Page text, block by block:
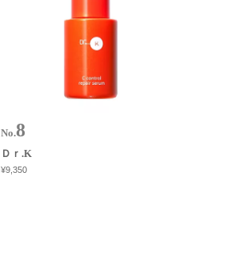
No.
Ｄｒ.K
¥9,350